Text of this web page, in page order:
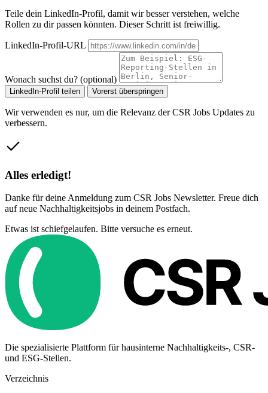
Teile dein LinkedIn-Profil, damit wir besser verstehen, welche
Rollen zu dir passen könnten. Dieser Schritt ist freiwillig.
LinkedIn-Profil-URL
Wonach suchst du? (optional)
LinkedIn-Profil teilen Vorerst überspringen
Wir verwenden es nur, um die Relevanz der CSR Jobs Updates zu
verbessern.
Alles erledigt!
Danke für deine Anmeldung zum CSR Jobs Newsletter. Freue dich
auf neue Nachhaltigkeitsjobs in deinem Postfach.
Etwas ist schiefgelaufen. Bitte versuche es erneut.
Die spezialisierte Plattform für hausinterne Nachhaltigkeits-, CSR-
und ESG-Stellen.
Verzeichnis